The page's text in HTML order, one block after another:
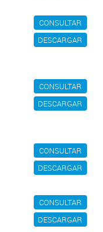
CONSULTAR
DESCARGAR
CONSULTAR
DESCARGAR
CONSULTAR
DESCARGAR
CONSULTAR
DESCARGAR